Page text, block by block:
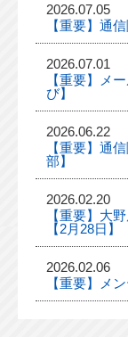
2026.07.05
【重要】通
2026.07.01
【重要】メ
び】
2026.06.22
【重要】通
部】
2026.02.20
【重要】大
【2月28日】
2026.02.06
【重要】メ